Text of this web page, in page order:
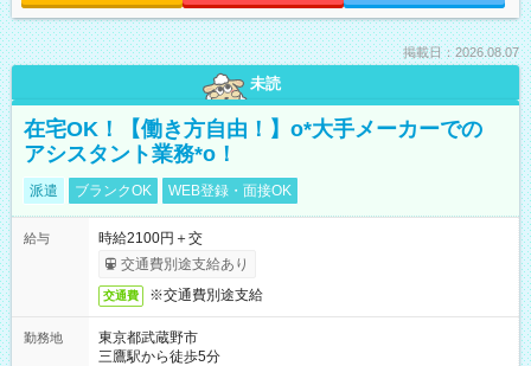
掲載日：2026.08.07
未読
在宅OK！【働き方自由！】o*大手メーカーでの
アシスタント業務*o！
派遣 ブランクOK WEB登録・面接OK
給与
時給2100円＋交
交通費別途支給あり
交通費 ※交通費別途支給
勤務地
東京都武蔵野市
三鷹駅から徒歩5分